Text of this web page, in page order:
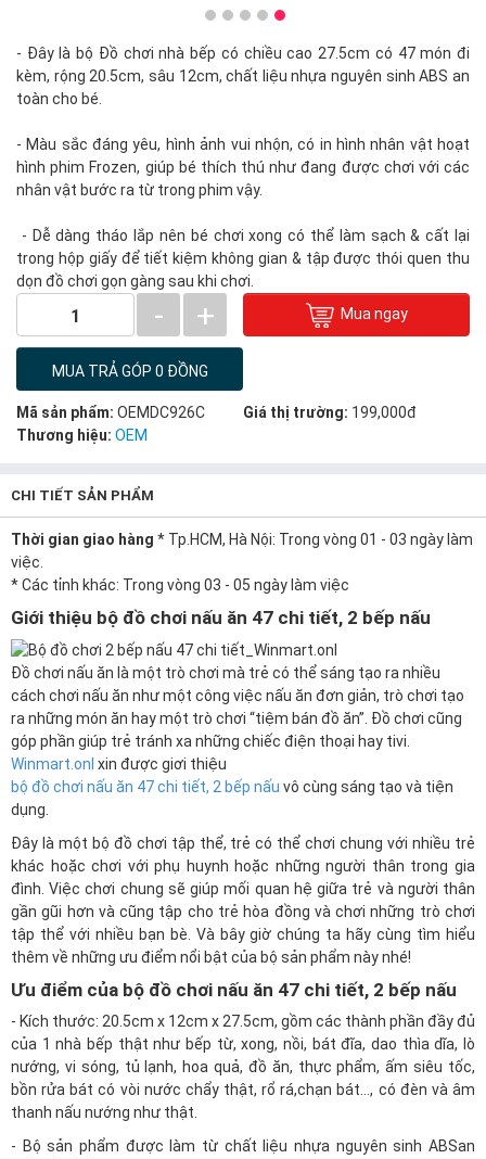
- Đây là bộ Đồ chơi nhà bếp có chiều cao 27.5cm có 47 món đi
kèm, rộng 20.5cm, sâu 12cm, chất liệu nhựa nguyên sinh ABS an
toàn cho bé.
- Màu sắc đáng yêu, hình ảnh vui nhộn, có in hình nhân vật hoạt
hình phim Frozen, giúp bé thích thú như đang được chơi với các
nhân vật bước ra từ trong phim vậy.
- Dễ dàng tháo lắp nên bé chơi xong có thể làm sạch & cất lại
trong hộp giấy để tiết kiệm không gian & tập được thói quen thu
dọn đồ chơi gọn gàng sau khi chơi.
1 - + Mua ngay
MUA TRẢ GÓP 0 ĐỒNG
Mã sản phẩm: OEMDC926C Giá thị trường: 199,000đ
Thương hiệu: OEM
CHI TIẾT SẢN PHẨM
Thời gian giao hàng * Tp.HCM, Hà Nội: Trong vòng 01 - 03 ngày làm
việc.
* Các tỉnh khác: Trong vòng 03 - 05 ngày làm việc
Giới thiệu bộ đồ chơi nấu ăn 47 chi tiết, 2 bếp nấu
Đồ chơi nấu ăn là một trò chơi mà trẻ có thể sáng tạo ra nhiều
cách chơi nấu ăn như một công việc nấu ăn đơn giản, trò chơi tạo
ra những món ăn hay một trò chơi “tiệm bán đồ ăn”. Đồ chơi cũng
góp phần giúp trẻ tránh xa những chiếc điện thoại hay tivi.
Winmart.onl xin được giơi thiệu
bộ đồ chơi nấu ăn 47 chi tiết, 2 bếp nấu vô cùng sáng tạo và tiện
dụng.
Đây là một bộ đồ chơi tập thể, trẻ có thể chơi chung với nhiều trẻ
khác hoặc chơi với phụ huynh hoặc những người thân trong gia
đình. Việc chơi chung sẽ giúp mối quan hệ giữa trẻ và người thân
gần gũi hơn và cũng tập cho trẻ hòa đồng và chơi những trò chơi
tập thể với nhiều bạn bè. Và bây giờ chúng ta hãy cùng tìm hiểu
thêm về những ưu điểm nổi bật của bộ sản phẩm này nhé!
Ưu điểm của bộ đồ chơi nấu ăn 47 chi tiết, 2 bếp nấu
- Kích thước: 20.5cm x 12cm x 27.5cm, gồm các thành phần đầy đủ
của 1 nhà bếp thật như bếp từ, xong, nồi, bát đĩa, dao thìa dĩa, lò
nướng, vi sóng, tủ lạnh, hoa quả, đồ ăn, thực phẩm, ấm siêu tốc,
bồn rửa bát có vòi nước chẩy thật, rổ rá,chạn bát..., có đèn và âm
thanh nấu nướng như thật.
- Bộ sản phẩm được làm từ chất liệu nhựa nguyên sinh ABSan